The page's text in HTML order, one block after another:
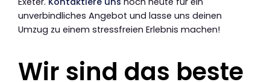
unverbindliches Angebot und lasse uns deinen
Umzug zu einem stressfreien Erlebnis machen!
Wir sind das beste